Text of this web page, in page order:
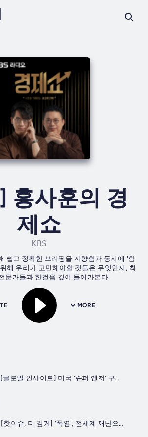
홍사훈의 경
제쇼
KBS
쉽고 정확한 브리핑을 지향함과 동시에 '함
해 우리가 고민해야할 것들은 무엇인지, 최
문가들과 한걸음 깊이 들어가본다.
MORE
8/5(수) - [글로벌 인사이트] 미국 ‘슈퍼 엔저' 구하기... 일본에 ‘추가 청구서' 내밀까?
8/4(화) - [핫이슈, 더 깊게] ‘폭염', 전세계 재난으로 등극! ‘더위먹은 경제'에 기업도 흔들?